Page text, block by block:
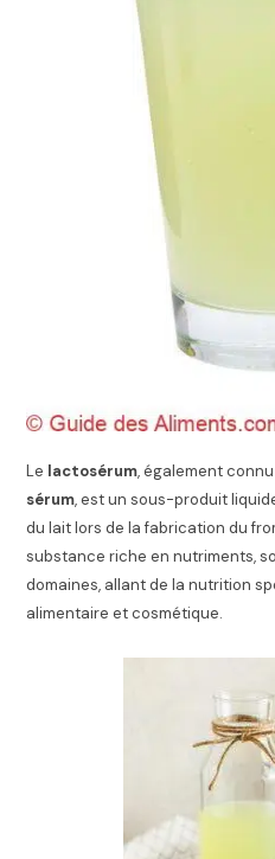
Le lactosérum, également
sérum, est un sous-produit
du lait lors de la fabrication du
substance riche en nutriments,
domaines, allant de la nutrition
alimentaire et cosmétique.